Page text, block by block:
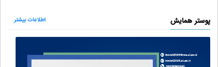
پوستر همایش اطلاعات بیشتر